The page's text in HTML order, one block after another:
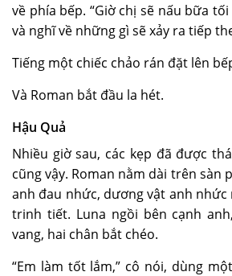
về phía bếp. “Giờ chị sẽ nấu bữa
và nghĩ về những gì sẽ xảy ra tiếp
Tiếng một chiếc chảo rán đặt lên
Và Roman bắt đầu la hét.
Hậu Quả
Nhiều giờ sau, các kẹp đã được
cũng vậy. Roman nằm dài trên sàn
anh đau nhức, dương vật anh nhức
trinh tiết. Luna ngồi bên cạnh
vang, hai chân bắt chéo.
“Em làm tốt lắm,” cô nói, dùng